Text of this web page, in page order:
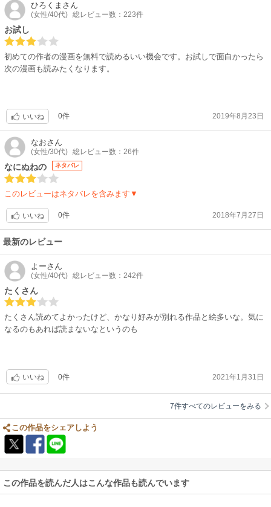
ひろくま さん
(女性/40代) 総レビュー数：223件
お試し
初めての作者の漫画を無料で読めるいい機会です。お試しで面白かったら
次の漫画も読みたくなります。
いいね 0件 2019年8月23日
なおさん
(女性/30代) 総レビュー数：26件
なにぬねの ネタバレ
このレビューはネタバレを含みます▼
いいね 0件 2018年7月27日
最新のレビュー
よーさん
(女性/40代) 総レビュー数：242件
たくさん
たくさん読めてよかったけど、かなり好みが別れる作品と絵多いな。気に
なるのもあれば読まないなというのも
いいね 0件 2021年1月31日
7件すべてのレビューをみる
この作品をシェアしよう
この作品を読んだ人はこんな作品も読んでいます